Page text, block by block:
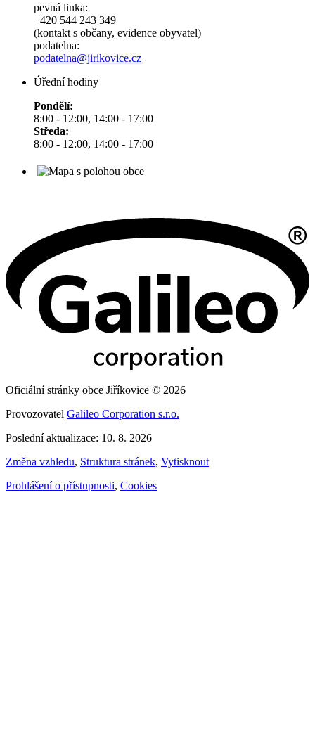
pevná linka:
+420 544 243 349
(kontakt s občany, evidence obyvatel)
podatelna:
podatelna@jirikovice.cz
Úřední hodiny
Pondělí:
8:00 - 12:00, 14:00 - 17:00
Středa:
8:00 - 12:00, 14:00 - 17:00
Oficiální stránky obce Jiříkovice © 2026
Provozovatel Galileo Corporation s.r.o.
Poslední aktualizace: 10. 8. 2026
Změna vzhledu, Struktura stránek, Vytisknout
Prohlášení o přístupnosti, Cookies